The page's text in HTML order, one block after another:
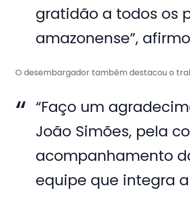
gratidão a todos os
amazonense”,
O desembargador também destacou o
“Faço um
João Simões, pela
acompanhamento
equipe que integra